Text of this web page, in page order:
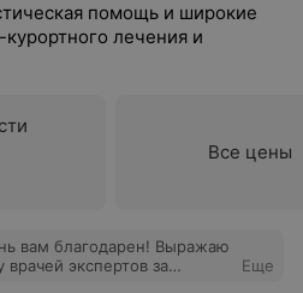
помощь и широкие
лечения и
Все цены
вам благодарен! Выражаю
врачей экспертов за
Еще